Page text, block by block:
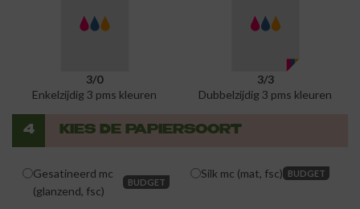
3/0
Enkelzijdig 3 pms kleuren
3/3
Dubbelzijdig 3 pms kleuren
4 KIES DE PAPIERSOORT
Gesatineerd mc
(glanzend, fsc)
BUDGET
Silk mc (mat, fsc) BUDGET